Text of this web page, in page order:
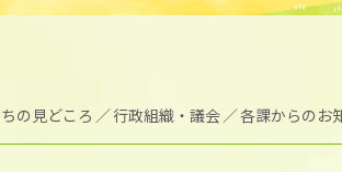
の見どころ 行政組織・議会 各課からのお